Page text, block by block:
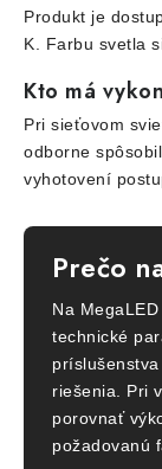
Produkt je
K. Farbu svetla
Kto má
Pri sieťovom
odborne
vyhotovení
Prečo
Na
technické
riešenia. Pri
porovnať
požadovanú